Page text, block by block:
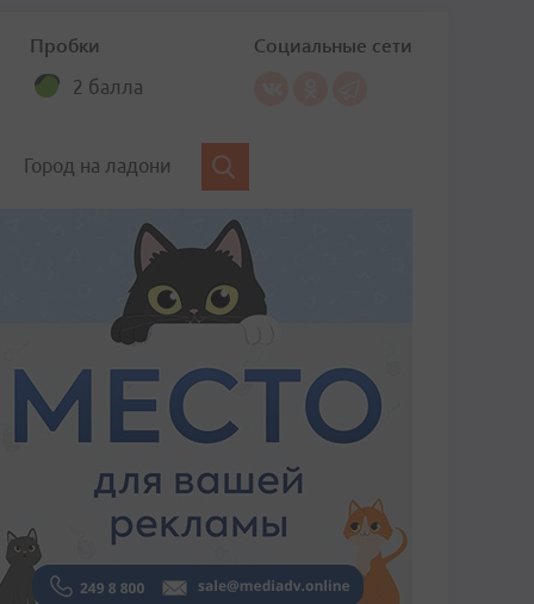
Пробки
2 балла
Социальные сети
Город на ладони